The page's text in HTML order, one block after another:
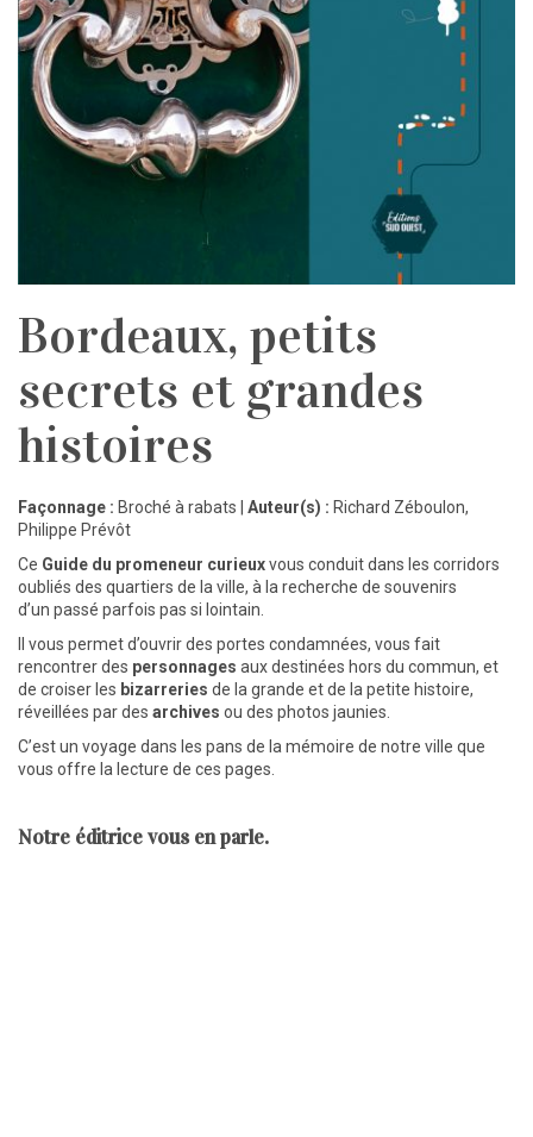
Bordeaux, petits
secrets et grandes
histoires
Façonnage : Broché à rabats | Auteur(s) : Richard Zéboulon,
Philippe Prévôt
Ce Guide du promeneur curieuxvous conduit dans les corridors
oubliés des quartiers de la ville, à la recherche de souvenirs
d’un passé parfois pas si lointain.
Il vous permet d’ouvrir des portes condamnées, vous fait
rencontrer des personnages aux destinées hors du commun, et
de croiser les bizarreries de la grande et de la petite histoire,
réveillées par des archives ou des photos jaunies.
C’est un voyage dans les pans de la mémoire de notre ville que
vous offre la lecture de ces pages.
Notre éditrice vous en parle.